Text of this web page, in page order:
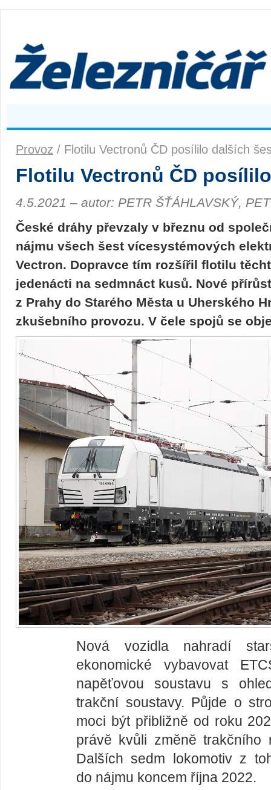
Provoz / Flotilu Vectronů ČD posílilo dalších
Flotilu Vectronů ČD
4.5.2021 – autor: PETR ŠŤÁHLAVSKÝ,
České dráhy převzaly v březnu od
nájmu všech šest vícesystémových
Vectron. Dopravce tím rozšířil flotilu
jedenácti na sedmnáct kusů. Nové
z Prahy do Starého Města u Uherského
zkušebního provozu. V čele spojů se
Nová vozidla nahradí
ekonomické vybavovat
napěťovou soustavu s
trakční soustavy. Půjde o
moci být přibližně od roku
právě kvůli změně trakčního
Dalších sedm lokomotiv z
do nájmu koncem října 2022.